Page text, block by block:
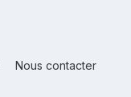
Nous contacter